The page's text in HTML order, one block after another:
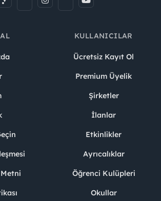
KULLANICILAR
Ücretsiz Kayıt Ol
Premium Üyelik
Şirketler
İlanlar
Etkinlikler
Ayrıcalıklar
Öğrenci Kulüpleri
Okullar